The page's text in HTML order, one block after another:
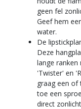
geen fel
Geef hem
water.
De
Deze
lange ranken
'Twister' en
graag een of
toe een
direct